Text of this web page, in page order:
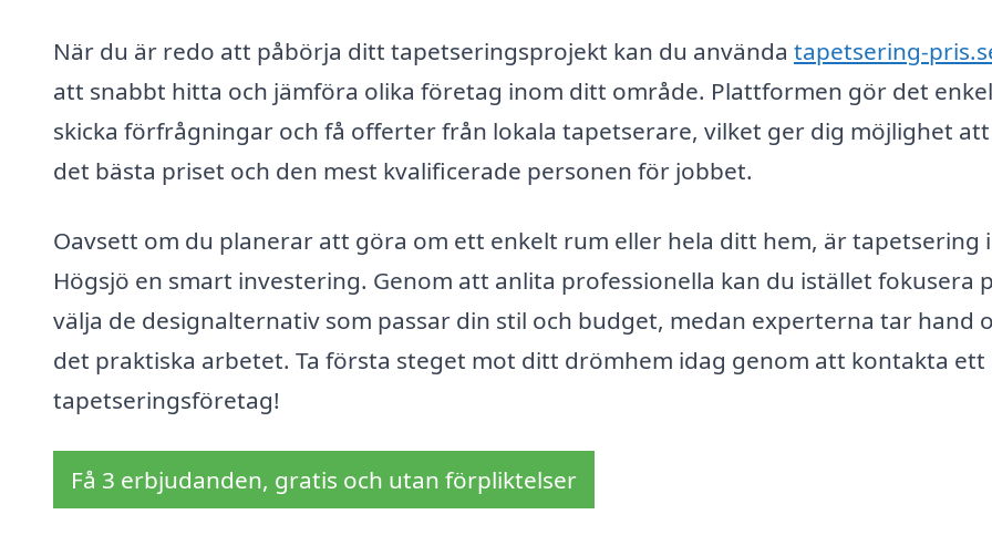
När du är redo att påbörja ditt tapetseringsprojekt kan du använda tapetsering-
att snabbt hitta och jämföra olika företag inom ditt område. Plattformen gör det
skicka förfrågningar och få offerter från lokala tapetserare, vilket ger dig möjlighet
det bästa priset och den mest kvalificerade personen för jobbet.
Oavsett om du planerar att göra om ett enkelt rum eller hela ditt hem, är tapetsering i
Högsjö en smart investering. Genom att anlita professionella kan du istället fokusera
välja de designalternativ som passar din stil och budget, medan experterna tar hand
det praktiska arbetet. Ta första steget mot ditt drömhem idag genom att kontakta ett
tapetseringsföretag!
Få 3 erbjudanden, gratis och utan förpliktelser